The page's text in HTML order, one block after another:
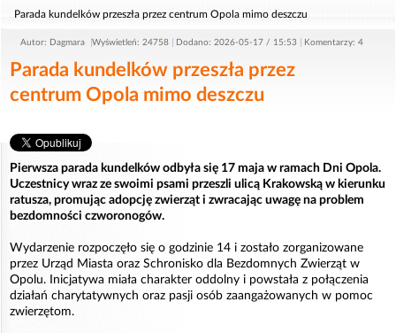
Parada kundelków przeszła przez centrum Opola mimo deszczu
Autor: Dagmara Wyświetleń: 24758 Dodano: 2026-05-17 / 15:53 Komentarzy: 4
Parada kundelków przeszła przez
centrum Opola mimo deszczu
Pierwsza parada kundelków odbyła się 17 maja w ramach Dni Opola.
Uczestnicy wraz ze swoimi psami przeszli ulicą Krakowską w kierunku
ratusza, promując adopcję zwierząt i zwracając uwagę na problem
bezdomności czworonogów.
Wydarzenie rozpoczęło się o godzinie 14 i zostało zorganizowane
przez Urząd Miasta oraz Schronisko dla Bezdomnych Zwierząt w
Opolu. Inicjatywa miała charakter oddolny i powstała z połączenia
działań charytatywnych oraz pasji osób zaangażowanych w pomoc
zwierzętom.